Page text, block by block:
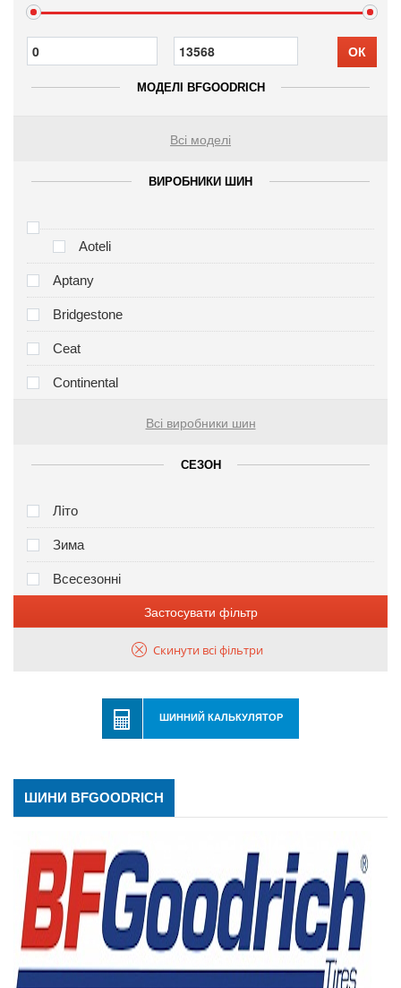
ОК
МОДЕЛІ BFGOODRICH
Всі моделі
ВИРОБНИКИ ШИН
Aoteli
Aptany
Bridgestone
Ceat
Continental
Всі виробники шин
СЕЗОН
Літо
Зима
Всесезонні
Застосувати фільтр
Скинути всі фільтри
ШИННИЙ КАЛЬКУЛЯТОР
ШИНИ BFGOODRICH